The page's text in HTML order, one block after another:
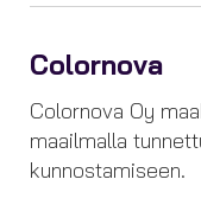
Colornova
Colornova Oy
maailmalla
kunnostamiseen.